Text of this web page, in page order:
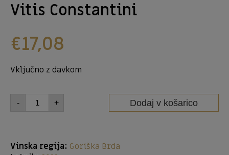
Vitis Constantini
€17,08
Vključno z davkom
- + Dodaj v košarico
Vinska regija: Goriška Brda